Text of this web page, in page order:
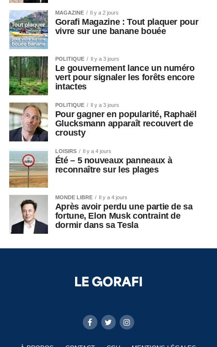
MAGAZINE Il y a 2 jours
Gorafi Magazine : Tout plaquer pour
vivre sur une banane bouée
POLITIQUE Il y a 3 jours
Le gouvernement lance un numéro
vert pour signaler les forêts encore
intactes
POLITIQUE Il y a 3 jours
Pour gagner en popularité, Raphaël
Glucksmann apparaît recouvert de
crousty
LOISIRS Il y a 4 jours
Été – 5 nouveaux panneaux à
reconnaître sur les plages
MONDE LIBRE Il y a 4 jours
Après avoir perdu une partie de sa
fortune, Elon Musk contraint de
dormir dans sa Tesla